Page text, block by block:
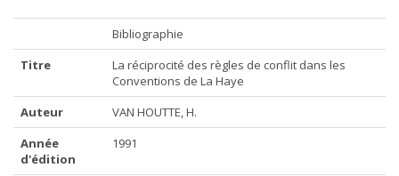
Bibliographie
Titre
La réciprocité des règles de conflit dans les
Conventions de La Haye
Auteur
VAN HOUTTE, H.
Année
d'édition
1991